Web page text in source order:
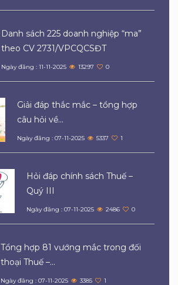
Danh sách 225 doanh nghiệp “ma”
theo CV 2731/VPCQCSĐT
Ngày đăng : 11-11-2025 13297 0
Giải đáp thắc mắc – tổng hợp
câu hỏi về...
Ngày đăng : 07-11-2025 5337 1
Hỏi đáp chính sách Thuế –
Quý III
Ngày đăng : 07-11-2025 2486 0
Tổng hợp 81 vướng mắc trong đối
thoại Thuế –...
Ngày đăng : 07-11-2025 3385 1